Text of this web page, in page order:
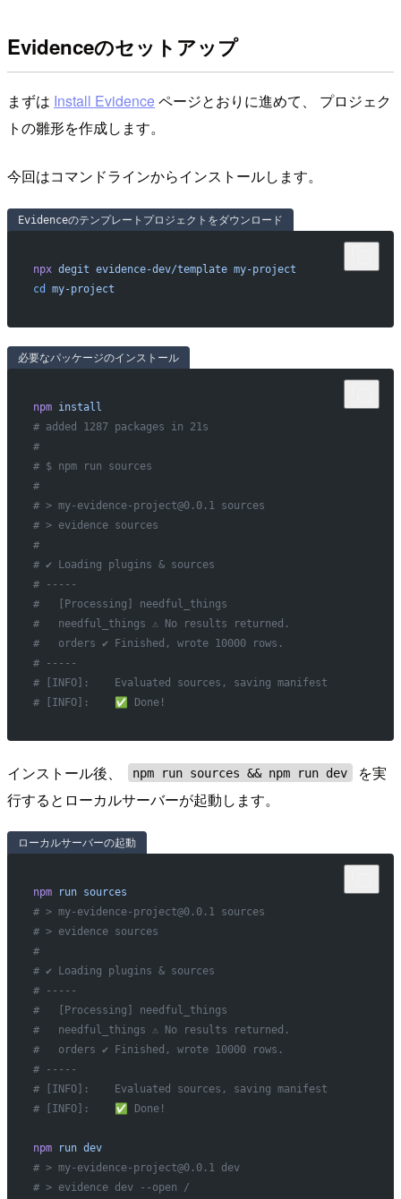
Evidenceのセットアップ
まずは Install Evidenceページとおりに進めて、 プロジェク
トの雛形を作成します。
今回はコマンドラインからインストールします。
Evidenceのテンプレートプロジェクトをダウンロード
npx degit evidence-dev/template my-project
cd
my-project
必要なパッケージのインストール
npm install
# added 1287 packages in 21s
#
# $ npm run sources
#
# > my-evidence-project@0.0.1 sources
# > evidence sources
#
# ✔ Loading plugins & sources
# -----
#   [Processing] needful_things
#   needful_things ⚠ No results returned.
#   orders ✔ Finished, wrote 10000 rows.
# -----
# [INFO]:    Evaluated sources, saving manifest
# [INFO]:    ✅ Done!
インストール後、 npm run sources && npm run dev
を実
行するとローカルサーバーが起動します。
ローカルサーバーの起動
npm run sources
# > my-evidence-project@0.0.1 sources
# > evidence sources
#
# ✔ Loading plugins & sources
# -----
#   [Processing] needful_things
#   needful_things ⚠ No results returned.
#   orders ✔ Finished, wrote 10000 rows.
# -----
# [INFO]:    Evaluated sources, saving manifest
# [INFO]:    ✅ Done!
npm run dev
# > my-evidence-project@0.0.1 dev
# > evidence dev --open /